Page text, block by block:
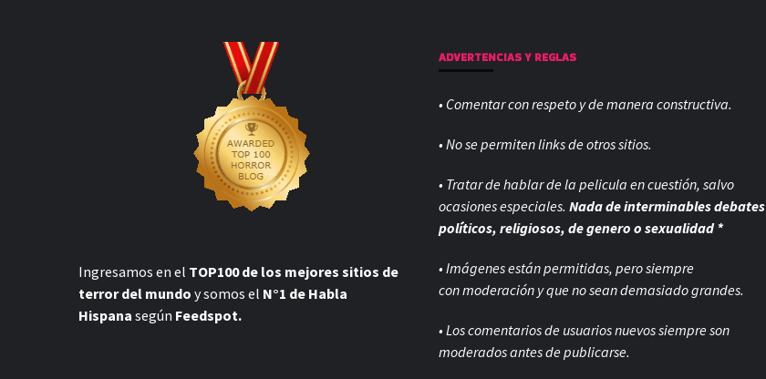
Ingresamos en el TOP100 de los mejores sitios de
terror del mundo y somos el N°1 de Habla
Hispana según Feedspot.
ADVERTENCIAS Y REGLAS
• Comentar con respeto y de manera constructiva.
• No se permiten links de otros sitios.
• Tratar de hablar de la pelicula en cuestión, salvo
ocasiones especiales.Nada de interminables debates
políticos, religiosos, de genero o sexualidad *
• Imágenes están permitidas, pero siempre
conmoderación y que no sean demasiado grandes.
• Los comentarios de usuarios nuevos siempre son
moderados antes de publicarse.